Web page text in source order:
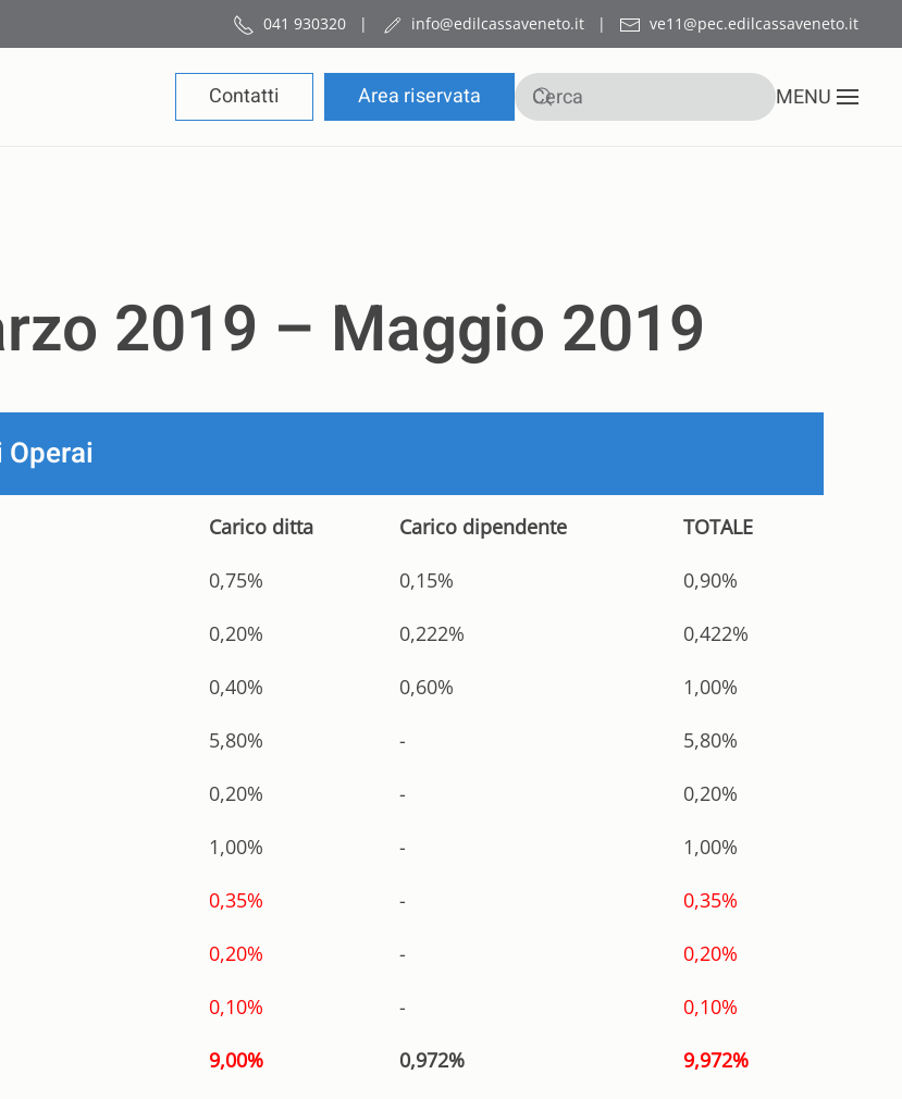
041 930320 | info@edilcassaveneto.it | ve11@pec.edilcassaveneto.it
Contatti Area riservata MENU
2019 – Maggio 2019
Carico ditta Carico dipendente TOTALE
0,75% 0,15% 0,90%
0,20% 0,222% 0,422%
0,40% 0,60% 1,00%
5,80% - 5,80%
0,20% - 0,20%
1,00% - 1,00%
0,35% - 0,35%
0,20% - 0,20%
0,10% - 0,10%
9,00% 0,972% 9,972%